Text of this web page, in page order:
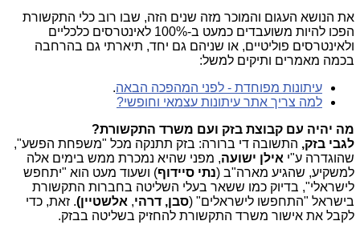
את הנושא העגום והמוכר מזה שנים הזה, שבו רוב כלי התקשורת
הפכו להיות משועבדים כמעט ב-100% לאינטרסים כלכליים
ולאינטרסים פוליטיים, או שניהם גם יחד, תיארתי גם בהרחבה
בכמה מאמרים ותיקים למשל:
עיתונות מפוחדת - לפני המהפכה הבאה.
למה צריך אתר עיתונות עצמאי וחופשי?
מה יהיה עם קבוצת בזק ועם משרד התקשורת?
לגבי בזק, התשובה די ברורה: בזק תתנקה מכל "משפחת הפשע",
שהוגדרה ע"י אילן ישועה, מפני שהיא נמכרת ממש בימים אלה
למשקיע, שהגיע מארה"ב (נתי סיידוף) ושעוד מעט הוא "יתחפש
לישראלי", בדיוק כמו ששאר בעלי השליטה בחברות התקשורת
בישראל "התחפשו לישראלים" (סבן, דרהי, אלשטיין). זאת, כדי
לקבל את אישור משרד התקשורת להחזיק בשליטה בבזק.